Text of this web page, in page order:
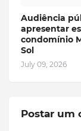
Audiência
apresentar
condomínio
Sol
July 09, 2026
Postar um